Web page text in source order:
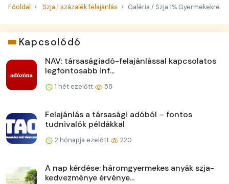
Főoldal Szja 1 százalék felajánlás Galéria / Szja 1% Gyermekekre
Kapcsolódó
NAV: társaságiadó-felajánlással kapcsolatos
legfontosabb inf...
1 hét ezelőtt 58
Felajánlás a társasági adóból – fontos
tudnivalók példákkal
2 hónapja ezelőtt 220
A nap kérdése: háromgyermekes anyák szja-
kedvezménye érvénye...